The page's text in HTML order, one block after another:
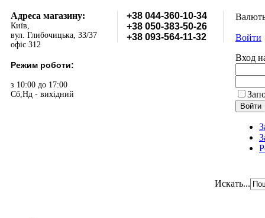
Адреса магазину:
Київ,
вул. Глибочицька, 33/37
офіс 312
Режим роботи:
з 10:00 до 17:00
Сб,Нд - вихідний
+38 044-360-10-34
+38 050-383-50-26
+38 093-564-11-32
Войти
Вход
Искать...